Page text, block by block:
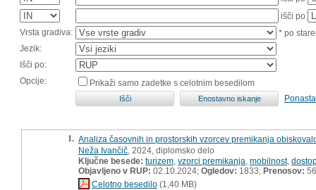
išči po
Vrsta gradiva:
* po
Jezik:
Išči po:
Opcije:
Prikaži samo zadetke s celotnim besedilom
1. Analiza časovnih in prostorskih vzorcev premikanja
Neža Ivančič , 2024, diplomsko delo
Ključne besede: turizem vzorci premikanja mobilnost,
Objavljeno v RUP: 02.10.2024; Ogledov: 1833; Prenosov: 56
Celotno besedilo (1,40 MB)